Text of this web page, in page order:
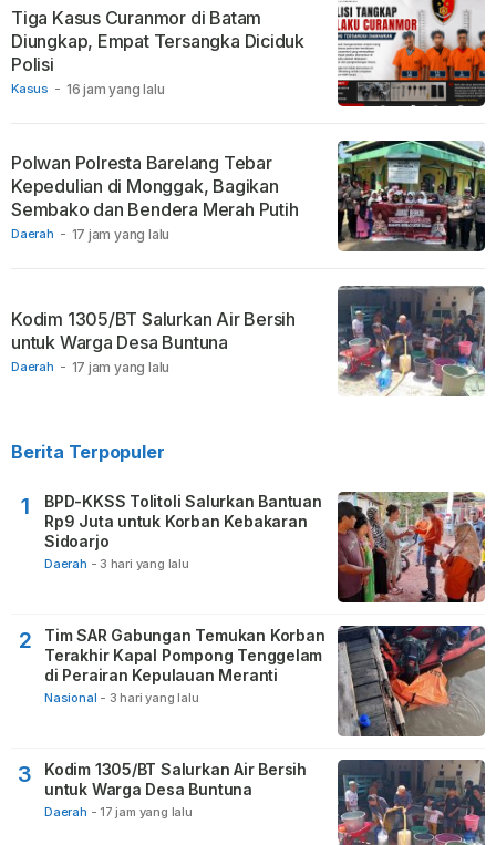
Kasus - 16 jam yang lalu
Tiga Kasus Curanmor di Batam
Diungkap, Empat Tersangka Diciduk
Polisi
Daerah - 17 jam yang lalu
Polwan Polresta Barelang Tebar
Kepedulian di Monggak, Bagikan
Sembako dan Bendera Merah Putih
Daerah - 17 jam yang lalu
Kodim 1305/BT Salurkan Air Bersih
untuk Warga Desa Buntuna
Berita Terpopuler
1
BPD-KKSS Tolitoli Salurkan Bantuan
Rp9 Juta untuk Korban Kebakaran
Sidoarjo
Daerah - 3 hari yang lalu
2
Tim SAR Gabungan Temukan Korban
Terakhir Kapal Pompong Tenggelam
di Perairan Kepulauan Meranti
Nasional - 3 hari yang lalu
3
Kodim 1305/BT Salurkan Air Bersih
untuk Warga Desa Buntuna
Daerah - 17 jam yang lalu